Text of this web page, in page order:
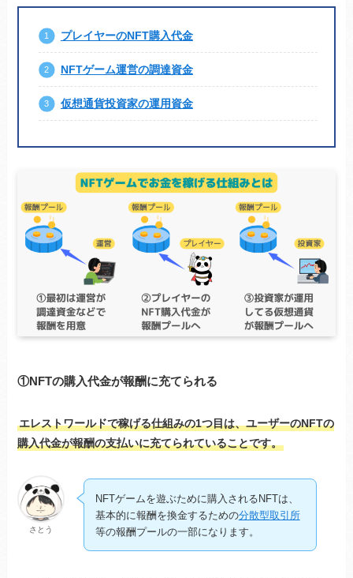
プレイヤーのNFT購入代金
NFTゲーム運営の調達資金
仮想通貨投資家の運用資金
①NFTの購入代金が報酬に充てられる
エレストワールドで稼げる仕組みの1つ目は、ユーザーのNFTの
購入代金が報酬の支払いに充てられていることです。
さとう
NFTゲームを遊ぶために購入されるNFTは、
基本的に報酬を換金するための分散型取引所
等の報酬プールの一部になります。